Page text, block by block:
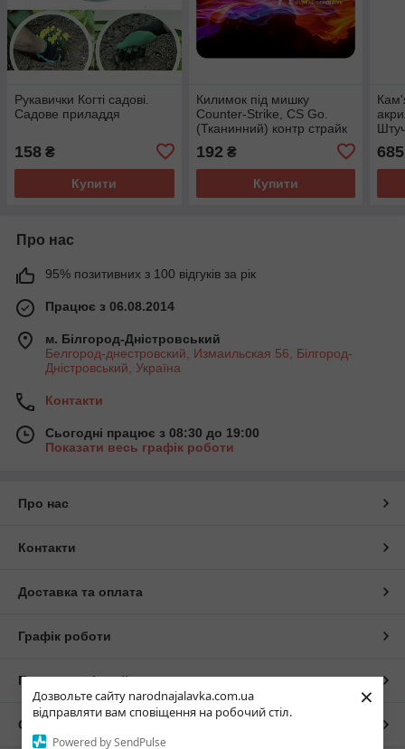
Дозвольте сайту narodnajalavka.com.ua
відправляти вам сповіщення на робочий стіл.
Powered by SendPulse
×
Рукавички Когті садові.
Садове приладдя
158 ₴
Купити
Килимок під мишку
Counter-Strike, CS Go.
(Тканинний) контр страйк
192 ₴
Купити
685
Про нас
95% позитивних з 100 відгуків за рік
Працює з 06.08.2014
м. Білгород-Дністровський
Белгород-днестровский, Измаильская 56, Білгород-
Дністровський, Україна
Контакти
Сьогодні працює з 08:30 до 19:00
Показати весь графік роботи
Про нас
Контакти
Доставка та оплата
Графік роботи
Повна версія сайту
Сайт створено на маркетплейсі